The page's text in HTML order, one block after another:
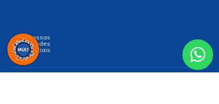
Siga nossas
Redes
Sociais